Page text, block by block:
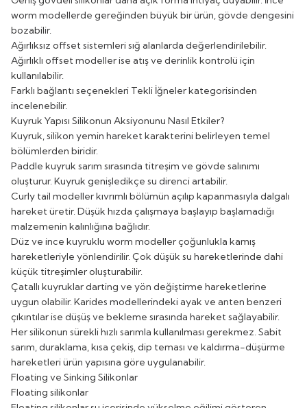
worm modellerde gereğinden büyük bir ürün, gövde dengesini
bozabilir.
Ağırlıksız offset sistemleri sığ alanlarda değerlendirilebilir.
Ağırlıklı offset modeller ise atış ve derinlik kontrolü için
kullanılabilir.
Farklı bağlantı seçenekleri Tekli İğnelerkategorisinden
incelenebilir.
Kuyruk Yapısı Silikonun Aksiyonunu Nasıl Etkiler?
Kuyruk, silikon yemin hareket karakterini belirleyen temel
bölümlerden biridir.
Paddle kuyruk sarım sırasında titreşim ve gövde salınımı
oluşturur. Kuyruk genişledikçe su direnci artabilir.
Curly tail modeller kıvrımlı bölümün açılıp kapanmasıyla dalgalı
hareket üretir. Düşük hızda çalışmaya başlayıp başlamadığı
malzemenin kalınlığına bağlıdır.
Düz ve ince kuyruklu worm modeller çoğunlukla kamış
hareketleriyle yönlendirilir. Çok düşük su hareketlerinde dahi
küçük titreşimler oluşturabilir.
Çatallı kuyruklar darting ve yön değiştirme hareketlerine
uygun olabilir. Karides modellerindeki ayak ve anten benzeri
çıkıntılar ise düşüş ve bekleme sırasında hareket sağlayabilir.
Her silikonun sürekli hızlı sarımla kullanılması gerekmez. Sabit
sarım, duraklama, kısa çekiş, dip teması ve kaldırma-düşürme
hareketleri ürün yapısına göre uygulanabilir.
Floating ve Sinking Silikonlar
Floating silikonlar